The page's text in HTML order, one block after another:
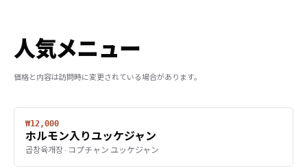
人気メニュー
価格と内容は訪問時に変更されている場合があります。
₩12,000
ホルモン入りユッケジャン
곱창육개장 · コプチャン ユッケジャン